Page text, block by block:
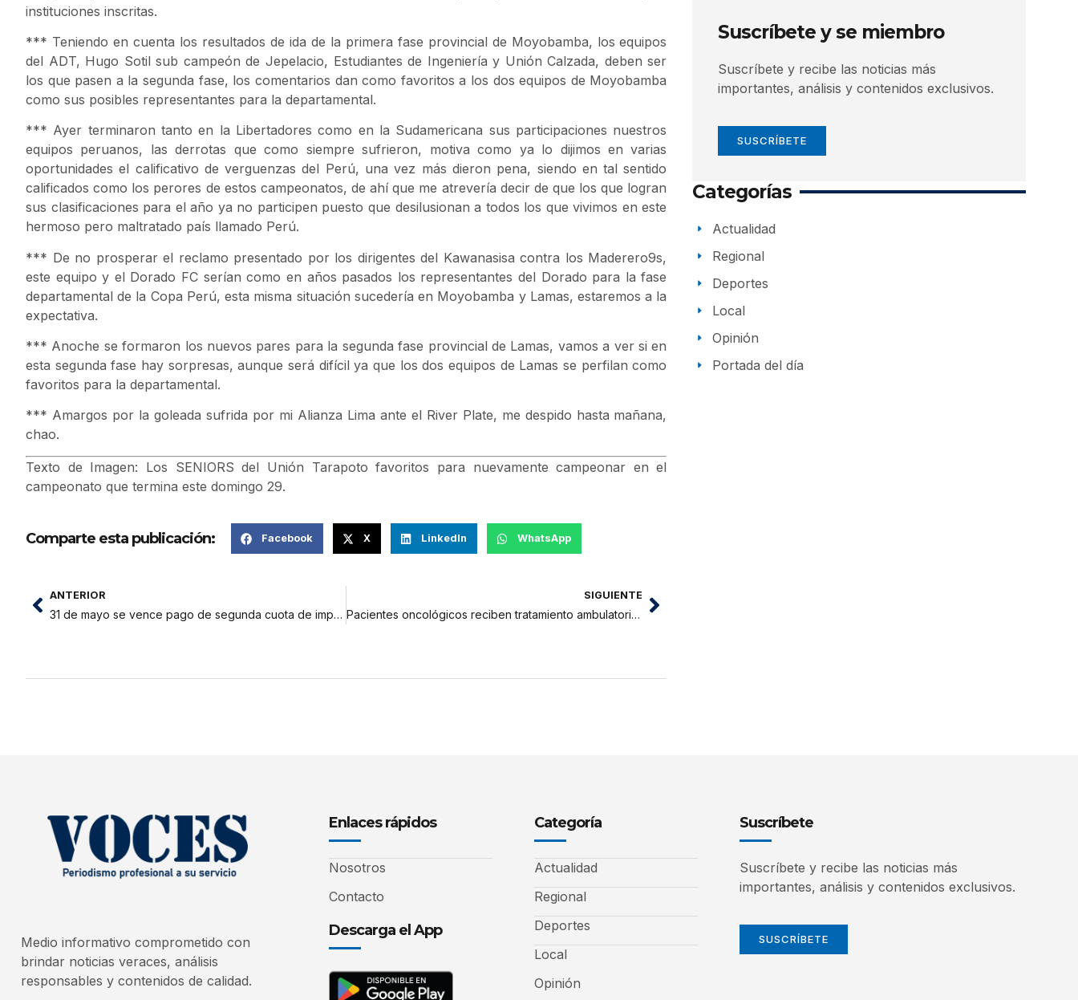
instituciones inscritas.
*** Teniendo en cuenta los resultados de ida de la primera fase provincial de Moyobamba, los equipos
del ADT, Hugo Sotil sub campeón de Jepelacio, Estudiantes de Ingeniería y Unión Calzada, deben ser
los que pasen a la segunda fase, los comentarios dan como favoritos a los dos equipos de Moyobamba
como sus posibles representantes para la departamental.
*** Ayer terminaron tanto en la Libertadores como en la Sudamericana sus participaciones nuestros
equipos peruanos, las derrotas que como siempre sufrieron, motiva como ya lo dijimos en varias
oportunidades el calificativo de verguenzas del Perú, una vez más dieron pena, siendo en tal sentido
calificados como los perores de estos campeonatos, de ahí que me atrevería decir de que los que logran
sus clasificaciones para el año ya no participen puesto que desilusionan a todos los que vivimos en este
hermoso pero maltratado país llamado Perú.
*** De no prosperar el reclamo presentado por los dirigentes del Kawanasisa contra los Maderero9s,
este equipo y el Dorado FC serían como en años pasados los representantes del Dorado para la fase
departamental de la Copa Perú, esta misma situación sucedería en Moyobamba y Lamas, estaremos a la
expectativa.
*** Anoche se formaron los nuevos pares para la segunda fase provincial de Lamas, vamos a ver si en
esta segunda fase hay sorpresas, aunque será difícil ya que los dos equipos de Lamas se perfilan como
favoritos para la departamental.
*** Amargos por la goleada sufrida por mi Alianza Lima ante el River Plate, me despido hasta mañana,
chao.
Texto de Imagen: Los SENIORS del Unión Tarapoto favoritos para nuevamente campeonar en el
campeonato que termina este domingo 29.
Comparte esta publicación: Facebook X LinkedIn WhatsApp
ANTERIOR
31 de mayo se vence pago de segunda cuota de impuesto predial y vehicular
SIGUIENTE
Pacientes oncológicos reciben tratamiento ambulatorio de quimioterapia en el Hospital Tarapoto
Suscríbete y se miembro
Suscríbete y recibe las noticias más
importantes, análisis y contenidos exclusivos.
SUSCRÍBETE
Categorías
Actualidad
Regional
Deportes
Local
Opinión
Portada del día
Medio informativo comprometido con
brindar noticias veraces, análisis
responsables y contenidos de calidad.
Enlaces rápidos
Nosotros
Contacto
Descarga el App
Categoría
Actualidad
Regional
Deportes
Local
Opinión
Suscríbete
Suscríbete y recibe las noticias más
importantes, análisis y contenidos exclusivos.
SUSCRÍBETE